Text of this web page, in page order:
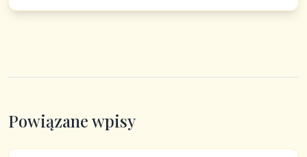
Powiązane wpisy